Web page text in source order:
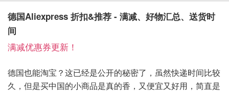
德国Aliexpress 折扣&推荐 - 满减、好物汇总、送货时
间
满减优惠券更新！
德国也能淘宝？这已经是公开的秘密了，虽然快递时间比较
久，但是买中国的小商品是真的香，又便宜又好用，简直是